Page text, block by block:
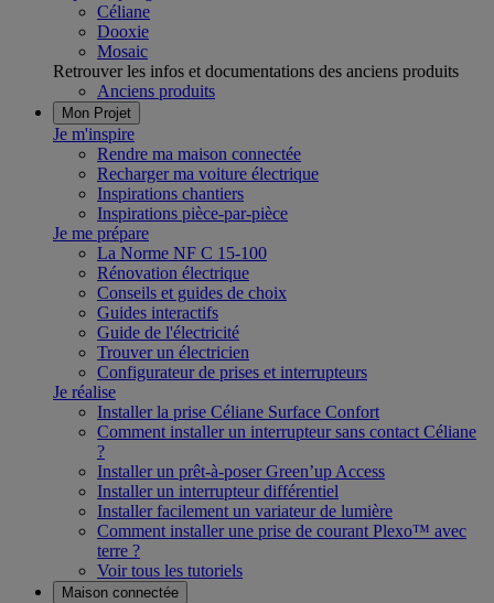
Céliane
Dooxie
Mosaic
Retrouver les infos et documentations des anciens produits
Anciens produits
Mon Projet
Je m'inspire
Rendre ma maison connectée
Recharger ma voiture électrique
Inspirations chantiers
Inspirations pièce-par-pièce
Je me prépare
La Norme NF C 15-100
Rénovation électrique
Conseils et guides de choix
Guides interactifs
Guide de l'électricité
Trouver un électricien
Configurateur de prises et interrupteurs
Je réalise
Installer la prise Céliane Surface Confort
Comment installer un interrupteur sans contact Céliane
?
Installer un prêt-à-poser Green’up Access
Installer un interrupteur différentiel
Installer facilement un variateur de lumière
Comment installer une prise de courant Plexo™ avec
terre ?
Voir tous les tutoriels
Maison connectée